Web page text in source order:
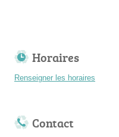
Horaires
Renseigner les horaires
Contact